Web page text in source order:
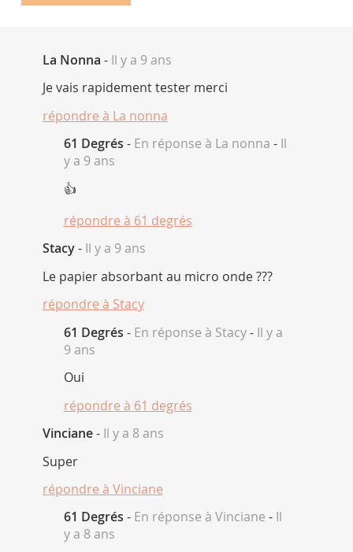
La Nonna - Il y a 9 ans
Je vais rapidement tester merci
répondre à La nonna
61 Degrés - En réponse à La nonna - Il
y a 9 ans
👍
répondre à 61 degrés
Stacy- Il y a 9 ans
Le papier absorbant au micro onde ???
répondre à Stacy
61 Degrés - En réponse à Stacy- Il y a
9 ans
Oui
répondre à 61 degrés
Vinciane- Il y a 8 ans
Super
répondre à Vinciane
61 Degrés - En réponse à Vinciane - Il
y a 8 ans